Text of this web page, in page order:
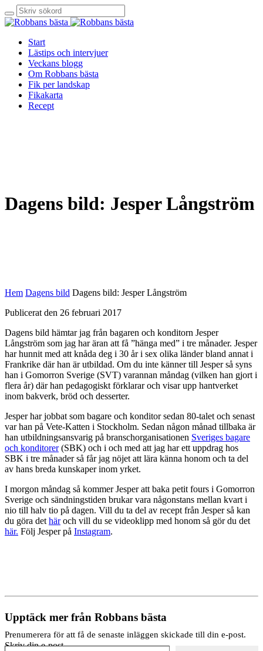
Start
Lästips och intervjuer
Veckans blogg
Om Robbans bästa
Fik per landskap
Fikakarta
Recept
Dagens bild: Jesper Långström
Hem Dagens bild Dagens bild: Jesper Långström
Publicerat den 26 februari 2017
Dagens bild hämtar jag från bagaren och konditorn Jesper
Långström som jag har äran att få ”hänga med” i tre månader. Jesper
har hunnit med att knåda deg i 30 år i sex olika länder bland annat i
Frankrike där han är utbildad. Om du inte känner till Jesper så syns
han i Gomorron Sverige (SVT) varannan måndag (vilken han gjort i
flera år) där han pedagogiskt förklarar och visar upp hantverket
inom bakverk, bröd och desserter.
Jesper har jobbat som bagare och konditor sedan 80-talet och senast
var han på Vete-Katten i Stockholm. Sedan någon månad tillbaka är
han utbildningsansvarig på branschorganisationen Sveriges bagare
och konditorer(SBK) och i och med att jag har ett uppdrag hos
SBK i tre månader så får jag nöjet att lära känna honom och ta del
av hans breda kunskaper inom yrket.
I morgon måndag så kommer Jesper att baka petit fours i Gomorron
Sverige och sändningstiden brukar vara någonstans mellan kvart i
nio till halv tio på dagen. Vill du ta del av recept från Jesper så kan
du göra det häroch vill du se videoklipp med honom så gör du det
här. Följ Jesper på Instagram.
Upptäck mer från Robbans bästa
Prenumerera för att få de senaste inläggen skickade till din e-post.
Skriv din e-post …